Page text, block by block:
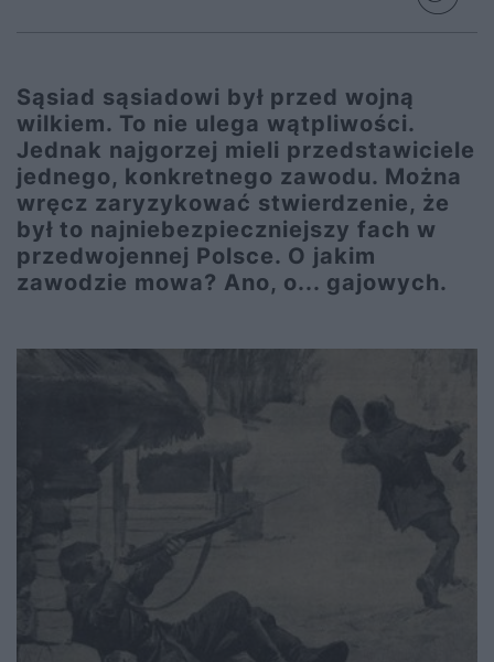
Sąsiad sąsiadowi był przed wojną
wilkiem. To nie ulega wątpliwości.
Jednak najgorzej mieli przedstawiciele
jednego, konkretnego zawodu. Można
wręcz zaryzykować stwierdzenie, że
był to najniebezpieczniejszy fach w
przedwojennej Polsce. O jakim
zawodzie mowa? Ano, o... gajowych.